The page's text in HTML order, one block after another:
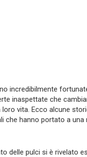
incredibilmente
inaspettate che
vita. Ecco alcune
che hanno portato a una
delle pulci si è rivelato